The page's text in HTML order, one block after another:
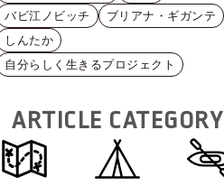
バビ江ノビッチ
ブリアナ・ギガンテ
しんたか
自分らしく生きるプロジェクト
ARTICLE CATEGORY